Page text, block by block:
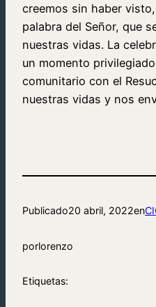
creemos sin haber
palabra del Señor, que
nuestras vidas. La
un momento
comunitario con el
nuestras vidas y nos
Publicado20 abril, 2022en
porlorenzo
Etiquetas: